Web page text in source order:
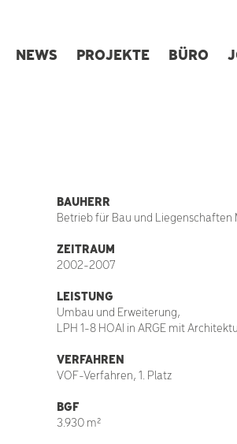
NEWS PROJEKTE BÜRO
BAUHERR
Betrieb für Bau und Liegenschaften
ZEITRAUM
2002-2007
LEISTUNG
Umbau und Erweiterung,
LPH 1-8 HOAI in ARGE mit
VERFAHREN
VOF-Verfahren, 1. Platz
BGF
3.930 m²